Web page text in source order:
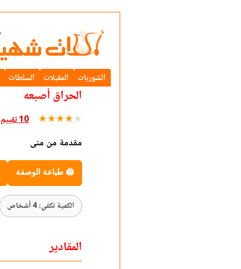
الشوربات المقبلات السلطات
الحراق أصبعه
★★★★★ 10 تقييم
مقدمة من منى
🖨 طباعة الوصفة
الكمية تكفي: 4 أشخاص
المقادير